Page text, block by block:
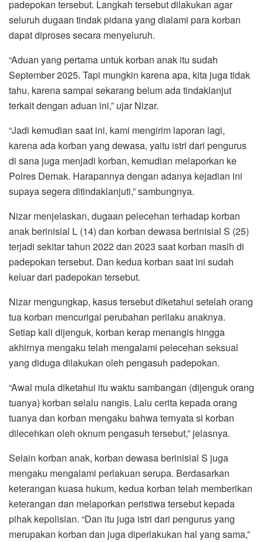
padepokan tersebut. Langkah tersebut dilakukan agar
seluruh dugaan tindak pidana yang dialami para korban
dapat diproses secara menyeluruh.
“Aduan yang pertama untuk korban anak itu sudah
September 2025. Tapi mungkin karena apa, kita juga tidak
tahu, karena sampai sekarang belum ada tindaklanjut
terkait dengan aduan ini,” ujar Nizar.
“Jadi kemudian saat ini, kami mengirim laporan lagi,
karena ada korban yang dewasa, yaitu istri dari pengurus
di sana juga menjadi korban, kemudian melaporkan ke
Polres Demak. Harapannya dengan adanya kejadian ini
supaya segera ditindaklanjuti,” sambungnya.
Nizar menjelaskan, dugaan pelecehan terhadap korban
anak berinisial L (14) dan korban dewasa berinisial S (25)
terjadi sekitar tahun 2022 dan 2023 saat korban masih di
padepokan tersebut. Dan kedua korban saat ini sudah
keluar dari padepokan tersebut.
Nizar mengungkap, kasus tersebut diketahui setelah orang
tua korban mencurigai perubahan perilaku anaknya.
Setiap kali dijenguk, korban kerap menangis hingga
akhirnya mengaku telah mengalami pelecehan seksual
yang diduga dilakukan oleh pengasuh padepokan.
“Awal mula diketahui itu waktu sambangan (dijenguk orang
tuanya) korban selalu nangis. Lalu cerita kepada orang
tuanya dan korban mengaku bahwa ternyata si korban
dilecehkan oleh oknum pengasuh tersebut,” jelasnya.
Selain korban anak, korban dewasa berinisial S juga
mengaku mengalami perlakuan serupa. Berdasarkan
keterangan kuasa hukum, kedua korban telah memberikan
keterangan dan melaporkan peristiwa tersebut kepada
pihak kepolisian. “Dan itu juga istri dari pengurus yang
merupakan korban dan juga diperlakukan hal yang sama,”